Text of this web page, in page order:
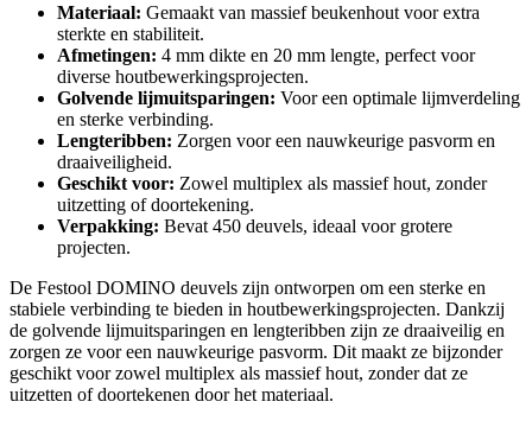
Materiaal: Gemaakt van massief beukenhout voor extra
sterkte en stabiliteit.
Afmetingen: 4 mm dikte en 20 mm lengte, perfect voor
diverse houtbewerkingsprojecten.
Golvende lijmuitsparingen: Voor een optimale lijmverdeling
en sterke verbinding.
Lengteribben: Zorgen voor een nauwkeurige pasvorm en
draaiveiligheid.
Geschikt voor: Zowel multiplex als massief hout, zonder
uitzetting of doortekening.
Verpakking: Bevat 450 deuvels, ideaal voor grotere
projecten.
De Festool DOMINO deuvels zijn ontworpen om een sterke en
stabiele verbinding te bieden in houtbewerkingsprojecten. Dankzij
de golvende lijmuitsparingen en lengteribben zijn ze draaiveilig en
zorgen ze voor een nauwkeurige pasvorm. Dit maakt ze bijzonder
geschikt voor zowel multiplex als massief hout, zonder dat ze
uitzetten of doortekenen door het materiaal.